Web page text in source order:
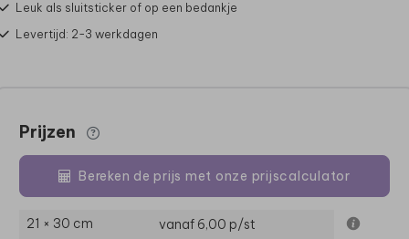
Leuk als sluitsticker of op een bedankje
Levertijd: 2-3 werkdagen
Prijzen
Bereken de prijs met onze prijscalculator
21 × 30 cm vanaf 6,00 p/st